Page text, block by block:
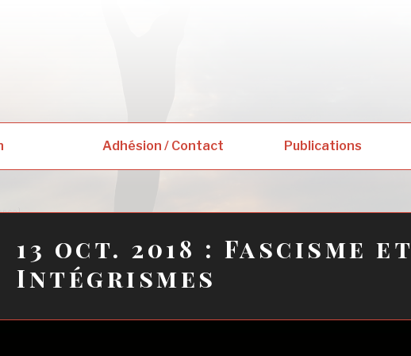
Adhésion / Contact Publications
13 oct. 2018 : Fascisme et
Intégrismes